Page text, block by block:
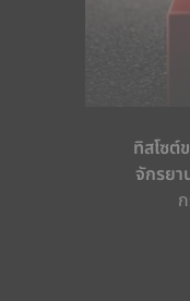
ทิสโซต์
จักรย
France